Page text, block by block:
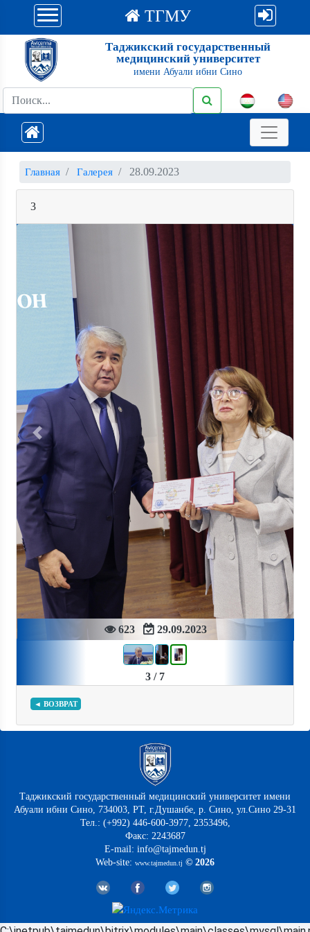
ТГМУ
Таджикский государственный
медицинский университет
имени Абуали ибни Сино
Главная Галерея 28.09.2023
3
623 29.09.2023
Previous Next
3 / 7
◄ ВОЗВРАТ
Таджикский государственный медицинский университет имени
Абуали ибни Сино, 734003, РТ, г.Душанбе, р. Сино, ул.Сино 29-31
Тел.: (+992) 446-600-3977, 2353496,
Факс: 2243687
E-mail: info@tajmedun.tj
Web-site: www.tajmedun.tj © 2026